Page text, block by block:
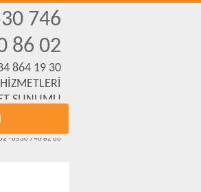
746
86 02
864 19 30
SUNUMU
Sk. No:31 Eskişehir
- 0530 746 82 66